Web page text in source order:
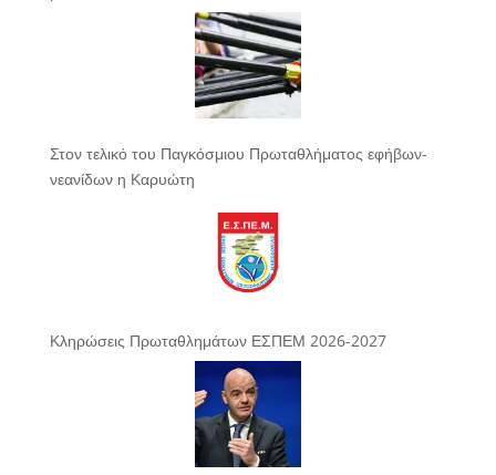
Στον τελικό του Παγκόσμιου Πρωταθλήματος εφήβων-
νεανίδων η Καρυώτη
Κληρώσεις Πρωταθλημάτων ΕΣΠΕΜ 2026-2027